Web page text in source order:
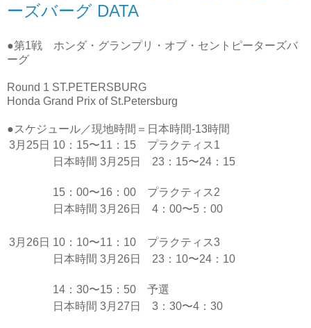
ーズバーグ DATA
●第1戦 ホンダ・グランプリ・オブ・セントピーターズバ
ーグ
Round 1 ST.PETERSBURG
Honda Grand Prix of St.Petersburg
●スケジュール／現地時間＝日本時間-13時間
3月25日 10：15〜11：15 プラクティス1
日本時間 3月25日 23：15〜24：15
15：00〜16：00 プラクティス2
日本時間 3月26日 4：00〜5：00
3月26日 10：10〜11：10 プラクティス3
日本時間 3月26日 23：10〜24：10
14：30〜15：50 予選
日本時間 3月27日 3：30〜4：30